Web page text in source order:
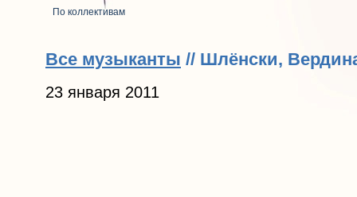
По коллективам
Все музыканты // Шлёнски,
23 января 2011